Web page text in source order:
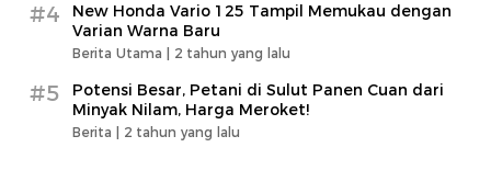
#4
New Honda Vario 125 Tampil Memukau dengan
Varian Warna Baru
Berita Utama | 2 tahun yang lalu
#5
Potensi Besar, Petani di Sulut Panen Cuan dari
Minyak Nilam, Harga Meroket!
Berita | 2 tahun yang lalu